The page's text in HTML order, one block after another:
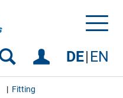
DE EN
Fitting